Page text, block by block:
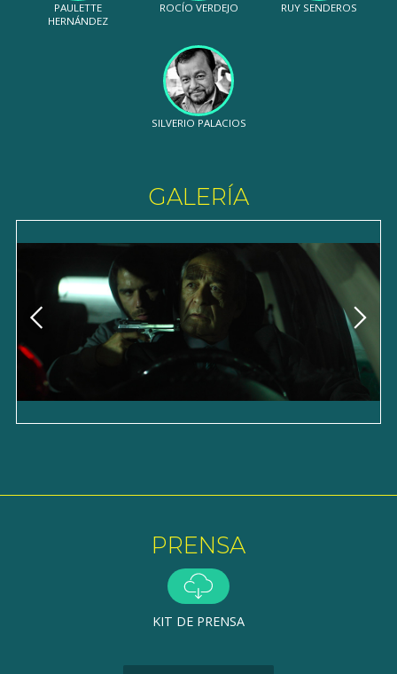
PAULETTE
HERNÁNDEZ
ROCÍO VERDEJO RUY SENDEROS
SILVERIO PALACIOS
GALERÍA
PRENSA
KIT DE PRENSA